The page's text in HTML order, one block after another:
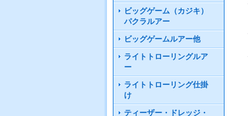
ビッグゲーム（カジキ）
パクラルアー
ビッグゲームルアー他
ライトトローリングルア
ー
ライトトローリング仕掛
け
ティーザー・ドレッジ・